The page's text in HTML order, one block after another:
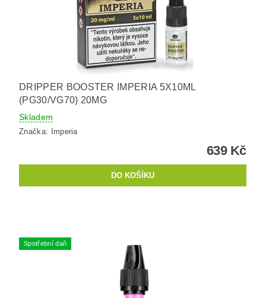
DRIPPER BOOSTER IMPERIA 5X10ML
(PG30/VG70) 20MG
Skladem
Značka: Imperia
639 Kč
Spotřební daň